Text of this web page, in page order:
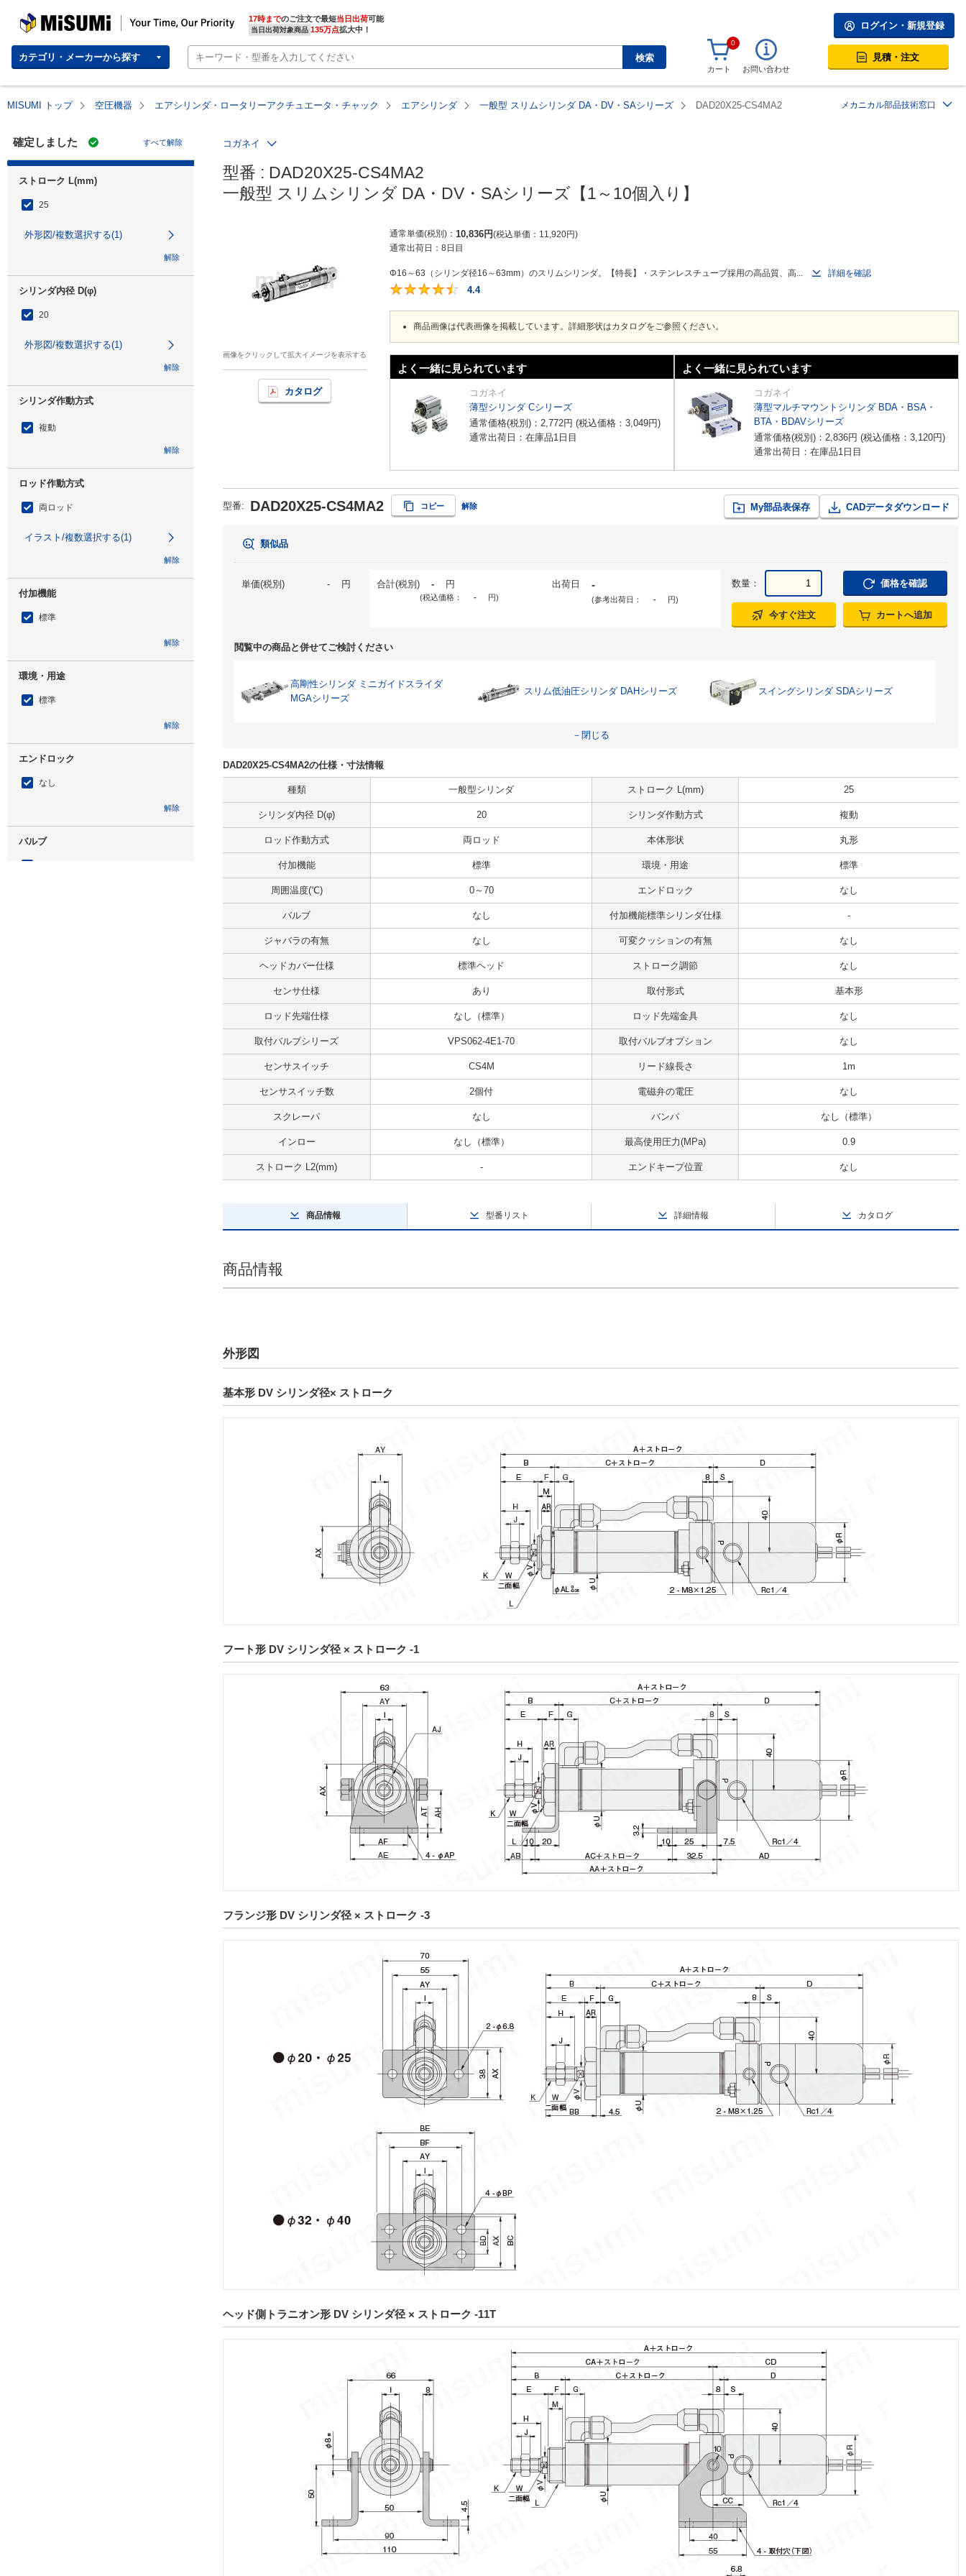
MISUMI | Your Time, Our Priority 17時までのご注文で最短当日出荷
当日出荷対象商品 135万点拡大中！
カテゴリ・メーカーから探す 検索
ログイン・新規登録
0
カート お問い合わせ
見積・注文
MISUMI トップ 空圧機器 エアシリンダ・ロータリーアクチュエータ・チャック エアシリンダ 一般型 スリムシリンダ DA・DV・SAシリーズ DAD20X25-CS4MA2 メカニカル部品技術窓口
確定しました すべて解除
ストローク L(mm)
25
外形図/複数選択する(1)
解除
シリンダ内径 D(φ)
20
外形図/複数選択する(1)
解除
シリンダ作動方式
複動
解除
ロッド作動方式
両ロッド
イラスト/複数選択する(1)
解除
付加機能
標準
解除
環境・用途
標準
解除
エンドロック
なし
解除
バルブ
コガネイ
型番 : DAD20X25-CS4MA2
一般型 スリムシリンダ DA・DV・SAシリーズ【1～10個入り】
画像をクリックして拡大イメージを表示する
カタログ
通常単価(税別) 10,836円 税込単価 11,920円
通常出荷日： 8日目
Φ16～63（シリンダ径16～63mm）のスリムシリンダ。【特長】・ステンレスチューブ採用の高品質、高...
詳細を確認
4.4
商品画像は代表画像を掲載しています。詳細形状はカタログをご参照ください。
よく一緒に見られています
コガネイ
薄型シリンダ Cシリーズ
通常価格(税別)： 2,772円 (税込価格： 3,049円)
通常出荷日：在庫品1日目
よく一緒に見られています
コガネイ
薄型マルチマウントシリンダ BDA・BSA・
BTA・BDAVシリーズ
通常価格(税別)： 2,836円 (税込価格： 3,120円)
通常出荷日：在庫品1日目
型番: DAD20X25-CS4MA2 コピー 解除 My部品表保存 CADデータダウンロード
類似品
単価(税別) - 円 合計(税別) - 円
(税込価格： - 円)
出荷日 -
(参考出荷日： - 円)
数量： 価格を確認
今すぐ注文 カートへ追加
閲覧中の商品と併せてご検討ください
高剛性シリンダ ミニガイドスライダ
MGAシリーズ
スリム低油圧シリンダ DAHシリーズ スイングシリンダ SDAシリーズ
－閉じる
DAD20X25-CS4MA2の仕様・寸法情報
種類 一般型シリンダ ストローク L(mm) 25
シリンダ内径 D(φ) 20 シリンダ作動方式 複動
ロッド作動方式 両ロッド 本体形状 丸形
付加機能 標準 環境・用途 標準
周囲温度(℃) 0～70 エンドロック なし
バルブ なし 付加機能標準シリンダ仕様 -
ジャバラの有無 なし 可変クッションの有無 なし
ヘッドカバー仕様 標準ヘッド ストローク調節 なし
センサ仕様 あり 取付形式 基本形
ロッド先端仕様 なし（標準） ロッド先端金具 なし
取付バルブシリーズ VPS062-4E1-70 取付バルブオプション なし
センサスイッチ CS4M リード線長さ 1m
センサスイッチ数 2個付 電磁弁の電圧 なし
スクレーパ なし バンパ なし（標準）
インロー なし（標準） 最高使用圧力(MPa) 0.9
ストローク L2(mm) - エンドキープ位置 なし
商品情報 型番リスト 詳細情報 カタログ
商品情報
外形図
基本形 DV シリンダ径× ストローク
フート形 DV シリンダ径 × ストローク -1
フランジ形 DV シリンダ径 × ストローク -3
ヘッド側トラニオン形 DV シリンダ径 × ストローク -11T